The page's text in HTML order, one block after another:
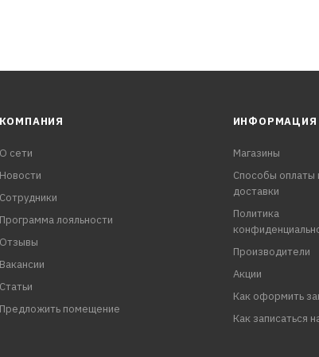
КОМПАНИЯ
О сети
Новости
Сотрудники
Программа лояльности
Отзывы
Вакансии
Статьи
Предложить помещение
ИНФОРМАЦИЯ
Магазины
Способы оплаты
доставки
Политика
Производители
Акции
Как оформить
Как записаться